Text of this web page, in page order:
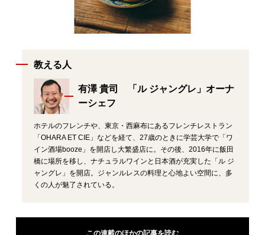
教える人
有澤 貴司 「ル ジャングレ」オーナ
ーシェフ
ホテルのフレンチや、東京・西麻布にあるフレンチレストラン
「OHARA ET CIE」などを経て、27歳のときに学芸大学で「ワ
イン酒場booze」を開店し大繁盛店に。その後、2016年に飯田
橋に場所を移し、ナチュラルワインと日本酒が充実した「ル ジ
ャングレ」を開店。ジャンルレスの料理と心地よい空間に、多
くの人が魅了されている。
この連載のほかの記事を読む